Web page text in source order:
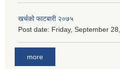
खर्चको फाटबारी २०७५
Post date: Friday, September
more